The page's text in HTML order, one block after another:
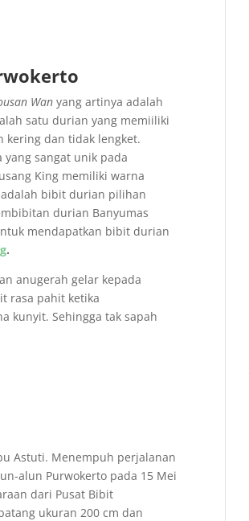
Wan yang artinya adalah
satu durian yang memiiliki
kering dan tidak lengket.
sangat unik pada
King memiliki warna
bibit durian pilihan
durian Banyumas
mendapatkan bibit durian
.
anugerah gelar kepada
rasa pahit ketika
kunyit. Sehingga tak sapah
Astuti. Menempuh perjalanan
alun Purwokerto pada 15 Mei
dari Pusat Bibit
ukuran 200 cm dan